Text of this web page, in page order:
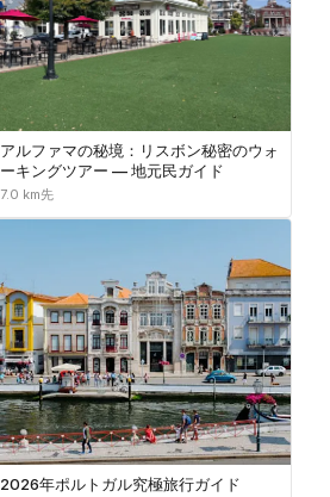
アルファマの秘境：リスボン秘密のウォ
ーキングツアー — 地元民ガイド
7.0 km先
2026年ポルトガル究極旅行ガイド